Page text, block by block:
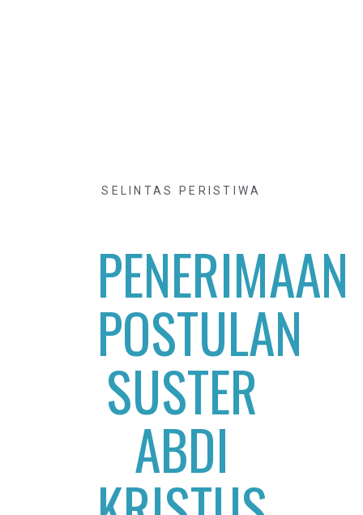
SELINTAS PERISTIWA
PENERIMAAN
POSTULAN
SUSTER
ABDI